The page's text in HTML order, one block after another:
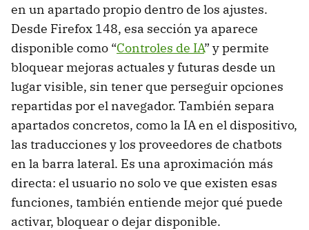
en un apartado propio dentro de los ajustes.
Desde Firefox 148, esa sección ya aparece
disponible como “Controles de IA” y permite
bloquear mejoras actuales y futuras desde un
lugar visible, sin tener que perseguir opciones
repartidas por el navegador. También separa
apartados concretos, como la IA en el dispositivo,
las traducciones y los proveedores de chatbots
en la barra lateral. Es una aproximación más
directa: el usuario no solo ve que existen esas
funciones, también entiende mejor qué puede
activar, bloquear o dejar disponible.